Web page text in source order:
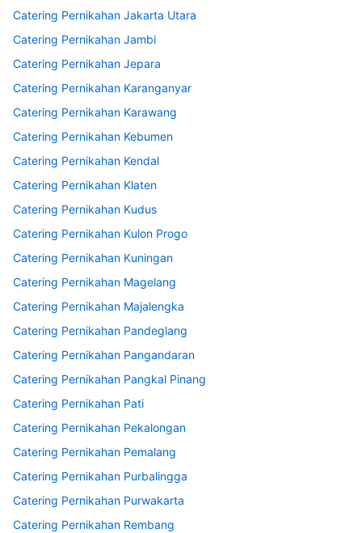
Catering Pernikahan Jakarta Utara
Catering Pernikahan Jambi
Catering Pernikahan Jepara
Catering Pernikahan Karanganyar
Catering Pernikahan Karawang
Catering Pernikahan Kebumen
Catering Pernikahan Kendal
Catering Pernikahan Klaten
Catering Pernikahan Kudus
Catering Pernikahan Kulon Progo
Catering Pernikahan Kuningan
Catering Pernikahan Magelang
Catering Pernikahan Majalengka
Catering Pernikahan Pandeglang
Catering Pernikahan Pangandaran
Catering Pernikahan Pangkal Pinang
Catering Pernikahan Pati
Catering Pernikahan Pekalongan
Catering Pernikahan Pemalang
Catering Pernikahan Purbalingga
Catering Pernikahan Purwakarta
Catering Pernikahan Rembang